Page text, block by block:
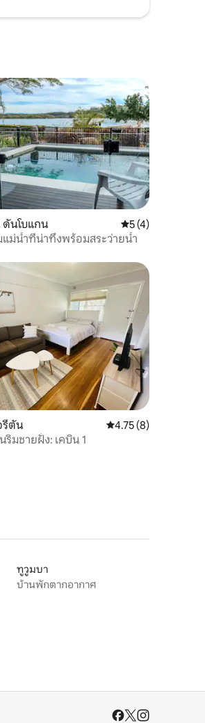
รีวิว
ดันโบแกน คะแนนเฉลี่ย 5 จา
5 (4)
แม่น้ำที่น่าทึ่งพร้อมสระว่ายน้ำ
รีวิว
รีตัน คะแนนเฉลี่ย 4.75 จา
4.75 (8)
มชายฝั่ง: เคบิน 1
ทูวูมบา
บ้านพักตากอากาศ